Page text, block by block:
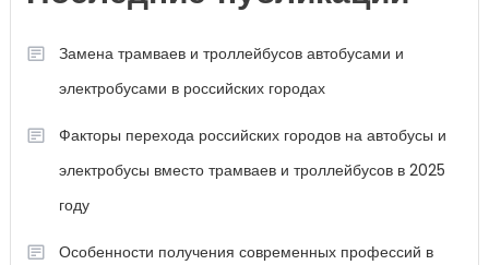
Замена трамваев и троллейбусов автобусами и
электробусами в российских городах
Факторы перехода российских городов на автобусы и
электробусы вместо трамваев и троллейбусов в 2025
году
Особенности получения современных профессий в